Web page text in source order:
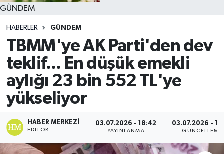
GÜNDEM
HABERLER GÜNDEM
TBMM'ye AK Parti'den dev
teklif... En düşük emekli
aylığı 23 bin 552 TL'ye
yükseliyor
HABER MERKEZI
EDITÖR
03.07.2026 - 18:42
YAYINLANMA
03.07.2026 -
GÜNCELLEME
MAGAZİN
YAŞAM
Tüm Manşetler
Son Dakika Haberleri
Haber Arşivi